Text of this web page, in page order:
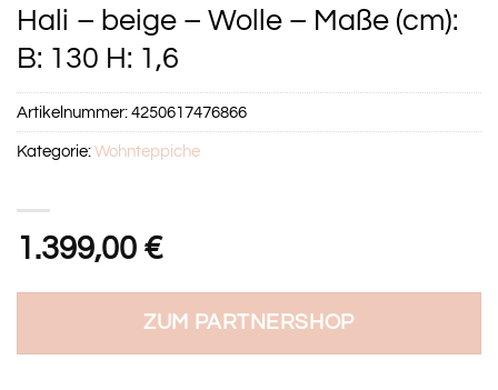
Hali – beige – Wolle – Maße (cm):
B: 130 H: 1,6
1.399,00 €
ZUM PARTNERSHOP
Artikelnummer:4250617476866
Kategorie:Wohnteppiche